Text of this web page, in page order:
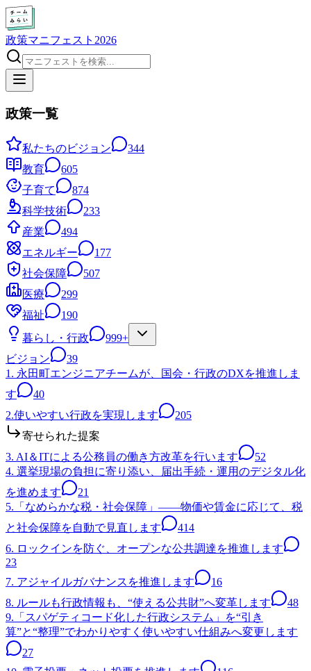
政策マニフェスト2026
政策一覧
私たちのビジョン
344
教育
605
子育て
874
科学技術
233
産業
494
エネルギー
177
社会保障
507
医療
299
福祉
190
暮らし・行政
999+
ビジョン
39
1. 永田町エンジニアチームが、国会・行政のDXを推進しま
す
40
2.使いやすい行政を実現します
205
寄せられた提案
3. AI＆ITによる公務員の働き方改革を行います
52
4. 選挙現場の負担に寄り添い、届出手続・運用のデジタル化
を進めます
21
5.「なめらかな税・社会保障」——物価や賃金に応じて、税
と社会保障を自動で見直します
414
6. ロックインを防ぐ、オープンな公共調達を推進します
23
7. アジャイルガバナンスを推進します
16
8. ルールも行政情報も、“使える公共財”へ変革します
48
9.「スパゲティコード化した行政システム」を“引き
算”と“整理”でわかりやすく使いやすい仕組みへ変更します
27